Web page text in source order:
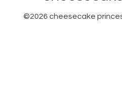
©2026 cheesecake